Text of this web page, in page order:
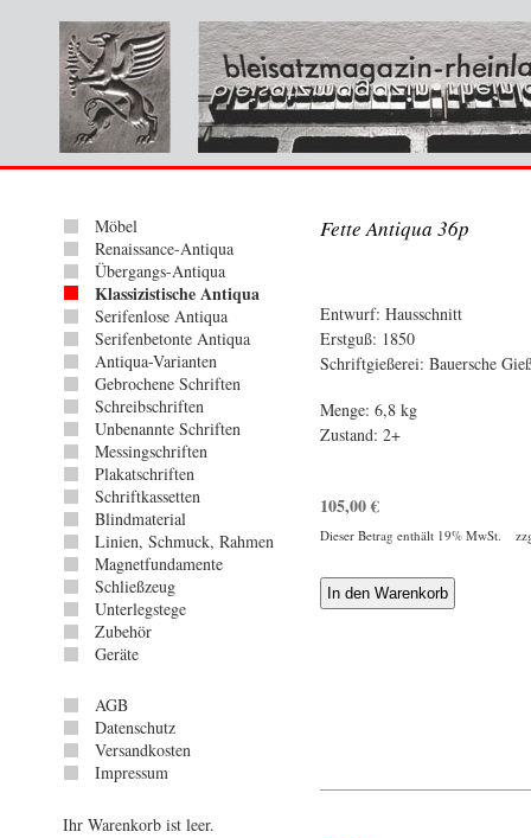
Möbel
Renaissance-Antiqua
Übergangs-Antiqua
Klassizistische Antiqua
Serifenlose Antiqua
Serifenbetonte Antiqua
Antiqua-Varianten
Gebrochene Schriften
Schreibschriften
Unbenannte Schriften
Messingschriften
Plakatschriften
Schriftkassetten
Blindmaterial
Linien, Schmuck, Rahmen
Magnetfundamente
Schließzeug
Unterlegstege
Zubehör
Geräte
AGB
Datenschutz
Versandkosten
Impressum
Ihr Warenkorb ist leer.
Fette Antiqua 36p
Entwurf: Hausschnitt
Erstguß: 1850
Schriftgießerei: Bauersche
Menge: 6,8 kg
Zustand: 2+
105,00€
Dieser Betrag enthält 19% MwSt.